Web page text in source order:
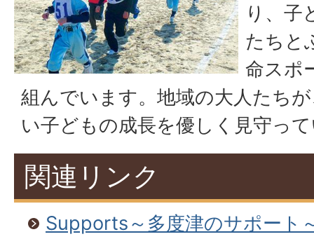
り、子
たちと
命スポ
組んでいます。地域の大人たち
い子どもの成長を優しく見守っ
関連リンク
Supports～多度津のサポート